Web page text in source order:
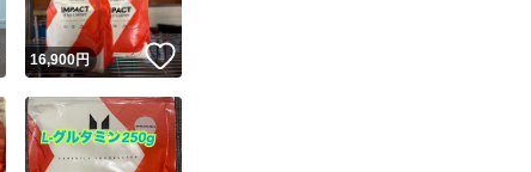
いいね！
16,900円 いいね！